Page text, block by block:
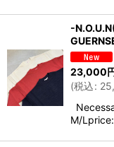
-
23,000
(税込:
M/